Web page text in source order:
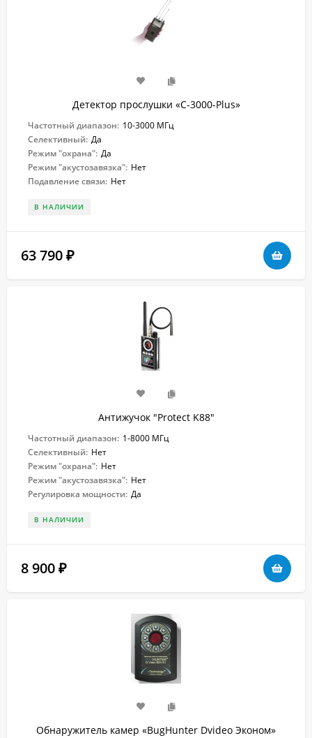
Детектор прослушки «C-3000-Plus»
Частотный диапазон: 10-3000 МГц
Селективный: Да
Режим "охрана": Да
Режим "акустозавязка": Нет
Подавление связи: Нет
В НАЛИЧИИ
63 790 ₽
Антижучок "Protect K88"
Частотный диапазон: 1-8000 МГц
Селективный: Нет
Режим "охрана": Нет
Режим "акустозавязка": Нет
Регулировка мощности: Да
В НАЛИЧИИ
8 900 ₽
Обнаружитель камер «BugHunter Dvideo Эконом»